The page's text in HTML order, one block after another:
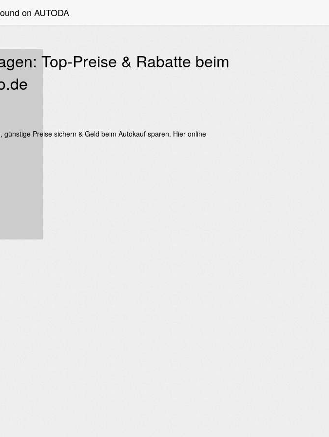
on AUTODA
Top-Preise & Rabatte beim
Preise sichern & Geld beim Autokauf sparen. Hier online